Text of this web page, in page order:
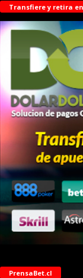
Transfiere y retira
PrensaBet.cl